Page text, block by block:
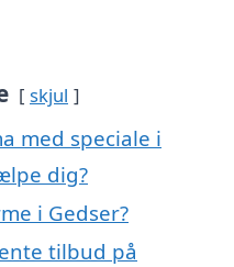
skjul
med speciale i
dig?
i Gedser?
tilbud på